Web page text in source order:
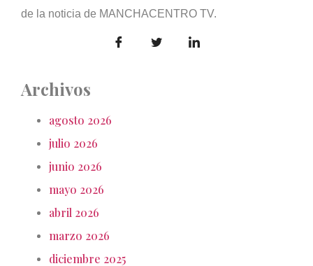
de la noticia de MANCHACENTRO TV.
Archivos
agosto 2026
julio 2026
junio 2026
mayo 2026
abril 2026
marzo 2026
diciembre 2025